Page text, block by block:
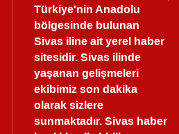
Türkiye'nin Anadolu
bölgesinde bulunan
Sivas iline ait yerel haber
sitesidir. Sivas ilinde
yaşanan gelişmeleri
ekibimiz son dakika
olarak sizlere
sunmaktadır.Sivas haber